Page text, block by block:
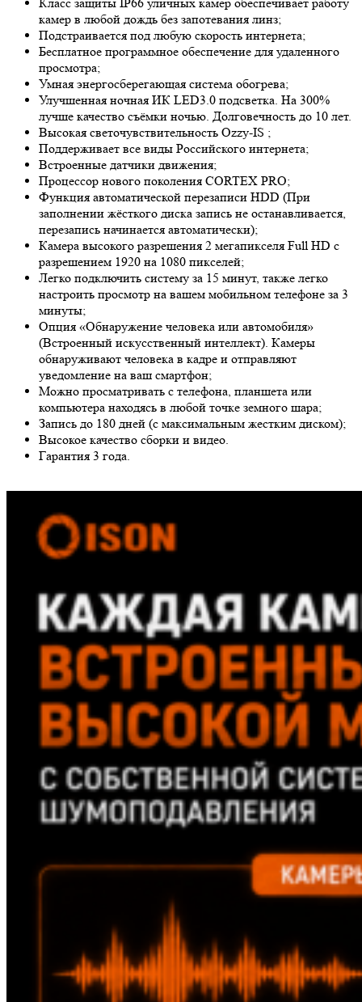
камер в любой дождь без запотевания линз;
Подстраивается под любую скорость интернета;
Бесплатное программное обеспечение для удаленного
просмотра;
Умная энергосберегающая система обогрева;
Улучшенная ночная ИК LED3.0 подсветка. На 300%
лучше качество съёмки ночью. Долговечность до 10 лет.
Высокая светочувствительность Ozzy-IS ;
Поддерживает все виды Российского интернета;
Встроенные датчики движения;
Процессор нового поколения CORTEX PRO;
Функция автоматической перезаписи HDD (При
заполнении жёсткого диска запись не останавливается,
перезапись начинается автоматически);
Камера высокого разрешения 2 мегапикселя Full HD с
разрешением 1920 на 1080 пикселей;
Легко подключить систему за 15 минут, также легко
настроить просмотр на вашем мобильном телефоне за 3
минуты;
Опция «Обнаружение человека или автомобиля»
(Встроенный искусственный интеллект). Камеры
обнаруживают человека в кадре и отправляют
уведомление на ваш смартфон;
Можно просматривать с телефона, планшета или
компьютера находясь в любой точке земного шара;
Запись до 180 дней (с максимальным жестким диском);
Высокое качество сборки и видео.
Гарантия 3 года.